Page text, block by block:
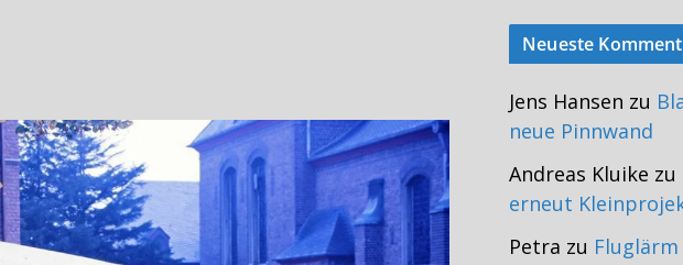
Neueste
Jens Hansen zu
neue Pinnwand
Andreas Kluike zu
erneut
Petra zu